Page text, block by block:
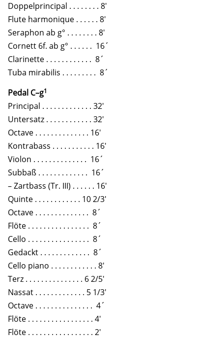
Doppelprincipal . . . . . . . . 8′
Flute harmonique . . . . . . 8′
Seraphon ab g° . . . . . . . . 8′
Cornett 6f. ab g° . . . . . . 16´
Clarinette . . . . . . . . . . . . 8´
Tuba mirabilis . . . . . . . . . 8´
Pedal C–g1
Principal . . . . . . . . . . . . . 32′
Untersatz . . . . . . . . . . . . 32′
Octave . . . . . . . . . . . . . . 16′
Kontrabass . . . . . . . . . . . 16′
Violon . . . . . . . . . . . . . . 16´
Subbaß . . . . . . . . . . . . . 16´
– Zartbass (Tr. III) . . . . . . 16′
Quinte . . . . . . . . . . . . 10 2/3′
Octave . . . . . . . . . . . . . . 8´
Flöte . . . . . . . . . . . . . . . . 8´
Cello . . . . . . . . . . . . . . . . 8´
Gedackt . . . . . . . . . . . . . 8´
Cello piano . . . . . . . . . . . . 8′
Terz . . . . . . . . . . . . . . . 6 2/5′
Nassat . . . . . . . . . . . . . 5 1/3′
Octave . . . . . . . . . . . . . . . 4´
Flöte . . . . . . . . . . . . . . . . . 4′
Flöte . . . . . . . . . . . . . . . . . 2′